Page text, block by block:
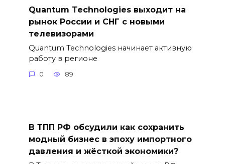
Quantum Technologies выходит на
рынок России и СНГ с новыми
телевизорами
Quantum Technologies начинает активную
работу в регионе
0 89
В ТПП РФ обсудили как сохранить
модный бизнес в эпоху импортного
давления и жёсткой экономики?